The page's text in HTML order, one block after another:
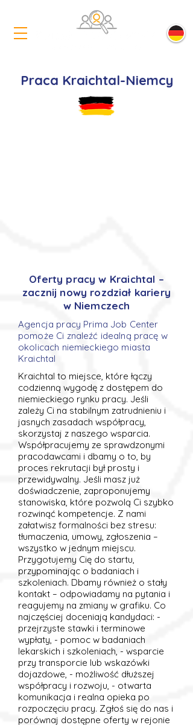
Praca Kraichtal-Niemcy
Oferty pracy w Kraichtal –
zacznij nowy rozdział kariery
w Niemczech
Agencja pracy Prima Job Center
pomoże Ci znaleźć idealną pracę w
okolicach niemieckiego miasta
Kraichtal
Kraichtal to miejsce, które łączy
codzienną wygodę z dostępem do
niemieckiego rynku pracy. Jeśli
zależy Ci na stabilnym zatrudnieniu i
jasnych zasadach współpracy,
skorzystaj z naszego wsparcia.
Współpracujemy ze sprawdzonymi
pracodawcami i dbamy o to, by
proces rekrutacji był prosty i
przewidywalny. Jeśli masz już
doświadczenie, zaproponujemy
stanowiska, które pozwolą Ci szybko
rozwinąć kompetencje. Z nami
załatwisz formalności bez stresu:
tłumaczenia, umowy, zgłoszenia –
wszystko w jednym miejscu.
Przygotujemy Cię do startu,
przypominając o badaniach i
szkoleniach. Dbamy również o stały
kontakt – odpowiadamy na pytania i
reagujemy na zmiany w grafiku. Co
najczęściej doceniają kandydaci: -
przejrzyste stawki i terminowe
wypłaty, - pomoc w badaniach
lekarskich i szkoleniach, - wsparcie
przy transporcie lub wskazówki
dojazdowe, - możliwość dłuższej
współpracy i rozwoju, - otwarta
komunikacja i realna opieka po
rozpoczęciu pracy. Zgłoś się do nas i
porównaj dostępne oferty w rejonie